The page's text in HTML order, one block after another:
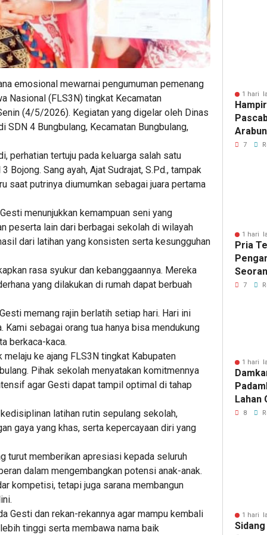
emosional mewarnai pengumuman pemenang
Nasional (FLS3N) tingkat Kecamatan
(4/5/2026). Kegiatan yang digelar oleh Dinas
4 Bungbulang, Kecamatan Bungbulang,
perhatian tertuju pada keluarga salah satu
Sang ayah, Ajat Sudrajat, S.Pd., tampak
saat putrinya diumumkan sebagai juara pertama
menunjukkan kemampuan seni yang
peserta lain dari berbagai sekolah di wilayah
dari latihan yang konsisten serta kesungguhan
rasa syukur dan kebanggaannya. Mereka
yang dilakukan di rumah dapat berbuah
memang rajin berlatih setiap hari. Hari ini
sebagai orang tua hanya bisa mendukung
berkaca-kaca.
ke ajang FLS3N tingkat Kabupaten
Pihak sekolah menyatakan komitmennya
agar Gesti dapat tampil optimal di tahap
latihan rutin sepulang sekolah,
gaya yang khas, serta kepercayaan diri yang
turut memberikan apresiasi kepada seluruh
dalam mengembangkan potensi anak-anak.
kompetisi, tetapi juga sarana membangun
Gesti dan rekan-rekannya agar mampu kembali
tinggi serta membawa nama baik
1 hari
7
1 hari
Pria
Medan
7
1 hari
Lahan
8
1 hari